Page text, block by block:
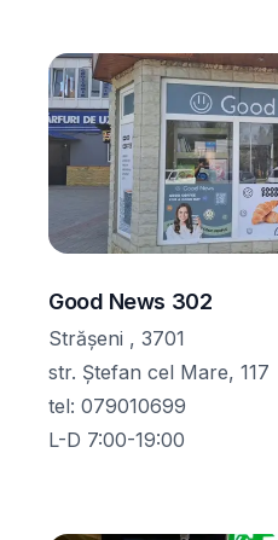
Good News 302
Strășeni , 3701
str. Ștefan cel Mare, 117
tel: 079010699
L-D 7:00-19:00